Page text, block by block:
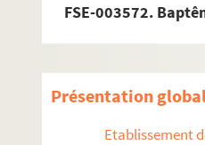
FSE-003572.
Présentation
Etablissement
M
P
R